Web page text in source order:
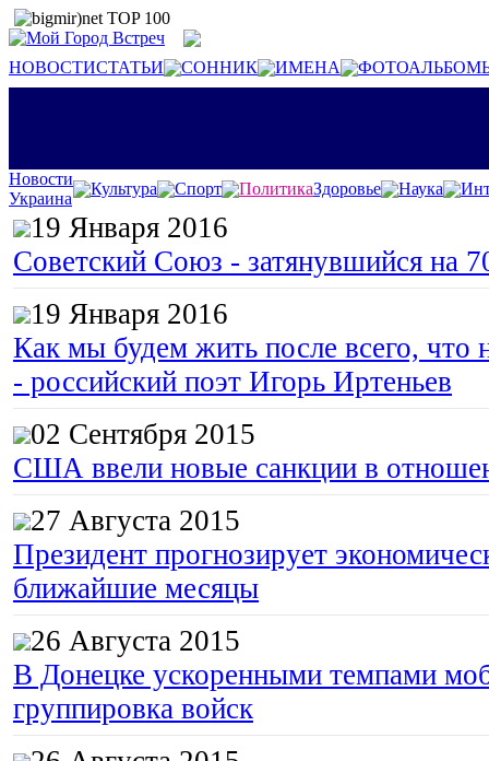
НОВОСТИСТАТЬИ СОННИК ИМЕНА
Новости
Украина
Культура Спорт ПолитикаЗдоровье Наука
19 Января 2016
Советский Союз - затянувшийся на
19 Января 2016
Как мы будем жить после всего, что
- российский поэт Игорь Иртеньев
02 Сентября 2015
США ввели новые санкции в
27 Августа 2015
Президент прогнозирует
ближайшие месяцы
26 Августа 2015
В Донецке ускоренными темпами
группировка войск